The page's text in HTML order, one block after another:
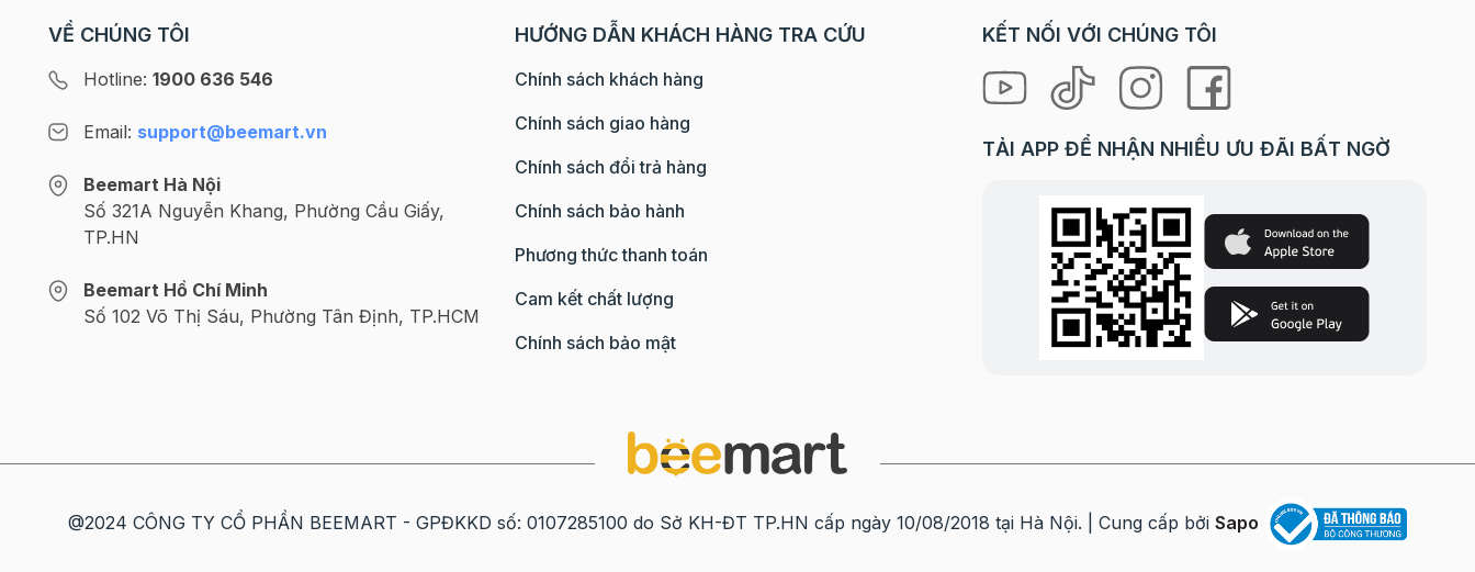
VỀ CHÚNG TÔI
Hotline: 1900 636 546
Email: support@beemart.vn
Beemart Hà Nội
Số 321A Nguyễn Khang, Phường Cầu Giấy,
TP.HN
Beemart Hồ Chí Minh
Số 102 Võ Thị Sáu, Phường Tân Định, TP.HCM
HƯỚNG DẪN KHÁCH HÀNG TRA CỨU
Chính sách khách hàng
Chính sách giao hàng
Chính sách đổi trả hàng
Chính sách bảo hành
Phương thức thanh toán
Cam kết chất lượng
Chính sách bảo mật
KẾT NỐI VỚI CHÚNG TÔI
TẢI APP ĐỂ NHẬN NHIỀU ƯU ĐÃI BẤT NGỜ
@2024 CÔNG TY CỔ PHẦN BEEMART - GPĐKKD số: 0107285100 do Sở KH-ĐT TP.HN cấp ngày 10/08/2018 tại Hà Nội. | Cung cấp bởi Sapo